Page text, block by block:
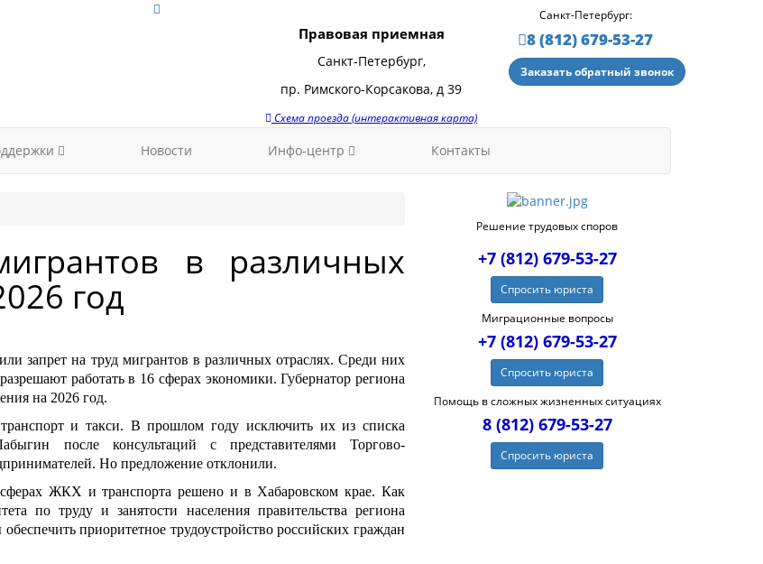
Правовая приемная
Санкт-Петербург,
пр. Римского-Корсакова, д 39
Схема проезда (интерактивная карта)
Санкт-Петербург:
8 (812) 679-53-27
Заказать обратный звонок
Новости Инфо-центр Контакты
в различных
год
запрет на труд мигрантов в различных отраслях. Среди них
работать в 16 сферах экономики. Губернатор региона
на 2026 год.
и такси. В прошлом году исключить их из списка
после консультаций с представителями Торгово-
Но предложение отклонили.
ЖКХ и транспорта решено и в Хабаровском крае. Как
по труду и занятости населения правительства региона
приоритетное трудоустройство российских граждан
Решение трудовых споров
+7 (812) 679-53-27
Спросить юриста
Миграционные вопросы
+7 (812) 679-53-27
Спросить юриста
Помощь в сложных жизненных ситуациях
8 (812) 679-53-27
Спросить юриста